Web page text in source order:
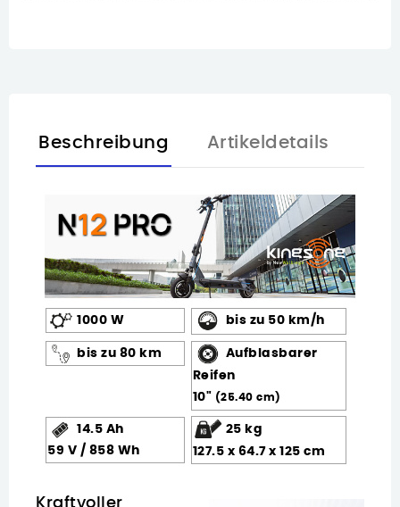
Beschreibung Artikeldetails
1000 W bis zu 50 km/h
bis zu 80 km
Aufblasbarer
Reifen
10" (25.40 cm)
14.5 Ah
59 V / 858 Wh
25 kg
127.5 x 64.7 x 125 cm
Kraftvoller